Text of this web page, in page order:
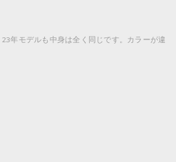
年モデルも中身は全く同じです。カラーが違